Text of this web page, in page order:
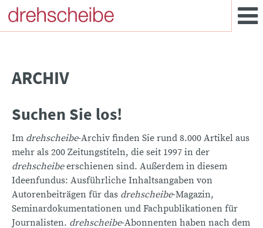
ARCHIV
Suchen Sie los!
Im drehscheibe-Archiv finden Sie rund 8.000 Artikel aus
mehr als 200 Zeitungstiteln, die seit 1997 in der
drehscheibeerschienen sind. Außerdem in diesem
Ideenfundus: Ausführliche Inhaltsangaben von
Autorenbeiträgen für das drehscheibe-Magazin,
Seminardokumentationen und Fachpublikationen für
Journalisten. drehscheibe-Abonnenten haben nach dem